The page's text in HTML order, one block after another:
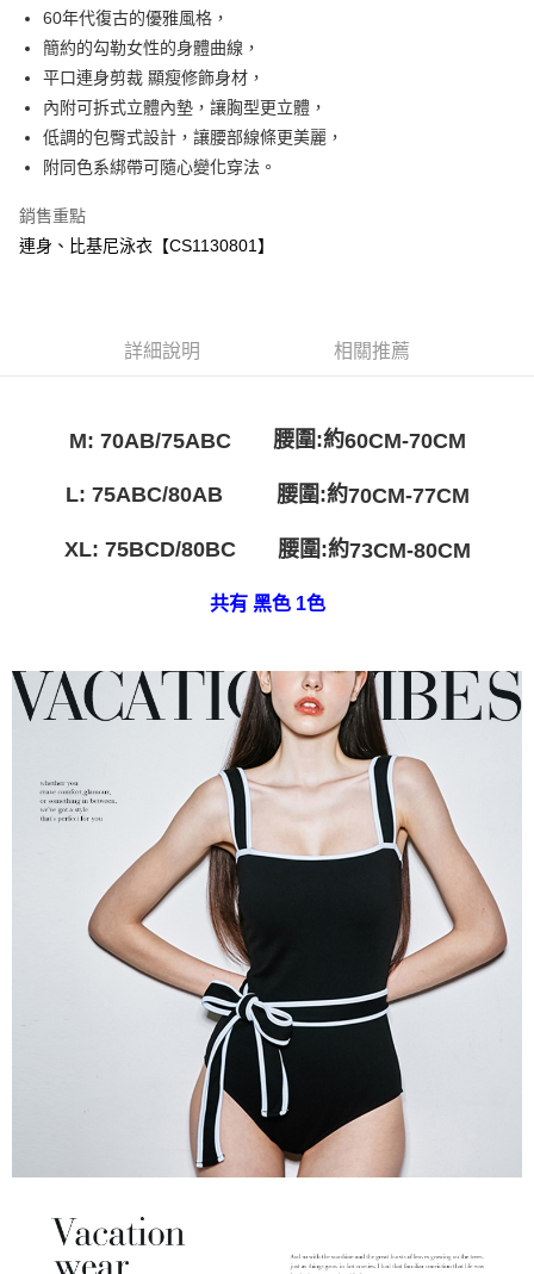
Apple Pay
ATM付款
運送方式
付款後全家取貨
免運費
60年代復古的優雅風格，
簡約的勾勒女性的身體曲線，
平口連身剪裁 顯瘦修飾身材，
內附可拆式立體內墊，讓胸型更立體，
低調的包臀式設計，讓腰部線條更美麗，
附同色系綁帶可隨心變化穿法。
銷售重點
連身、比基尼泳衣【CS1130801】
詳細說明 相關推薦
M: 70AB/75ABC腰圍:約60CM-70CM
L: 75ABC/80AB腰圍:約70CM-77CM
XL: 75BCD/80BC腰圍:約73CM-80CM
共有 黑色 1色